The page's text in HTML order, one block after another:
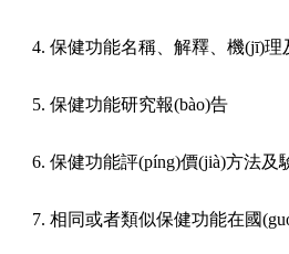
4. 保健功能名稱、解釋、機(jī)
5. 保健功能研究報(bào)告
6. 保健功能評(píng)價(jià)方法及
7. 相同或者類似保健功能在國